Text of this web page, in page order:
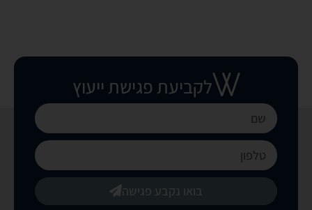
לקביעת פגישת ייעוץ
בואו נקבע פגישה